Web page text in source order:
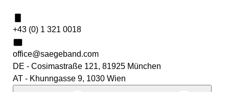
+43 (0) 1 321 0018
office@saegeband.com
DE - Cosimastraße 121, 81925 München
AT - Khunngasse 9, 1030 Wien